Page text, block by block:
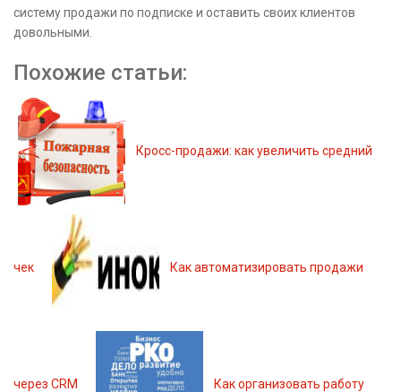
систему продажи по подписке и оставить своих клиентов
довольными.
Похожие статьи:
Кросс-продажи: как увеличить средний
чек Как автоматизировать продажи
через CRM Как организовать работу